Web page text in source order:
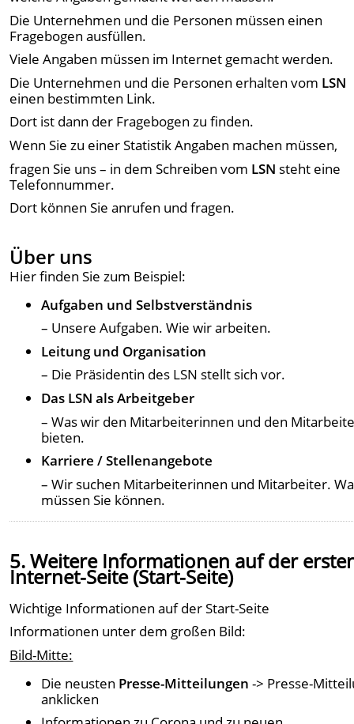
Die Unternehmen und die Personen müssen einen
Fragebogen ausfüllen.
Viele Angaben müssen im Internet gemacht werden.
Die Unternehmen und die Personen erhalten vom LSN
einen bestimmten Link.
Dort ist dann der Fragebogen zu finden.
Wenn Sie zu einer Statistik Angaben machen müssen,
fragen Sie uns – in dem Schreiben vom LSN steht eine
Telefonnummer.
Dort können Sie anrufen und fragen.
Über uns
Hier finden Sie zum Beispiel:
Aufgaben und Selbstverständnis
– Unsere Aufgaben. Wie wir arbeiten.
Leitung und Organisation
– Die Präsidentin des LSN stellt sich vor.
Das LSN als Arbeitgeber
– Was wir den Mitarbeiterinnen und den
bieten.
Karriere / Stellenangebote
– Wir suchen Mitarbeiterinnen und Mitarbeiter.
müssen Sie können.
5. Weitere Informationen auf der
Internet-Seite (Start-Seite)
Wichtige Informationen auf der Start-Seite
Informationen unter dem großen Bild:
Bild-Mitte:
Die neusten Presse-Mitteilungen -> Presse-
anklicken